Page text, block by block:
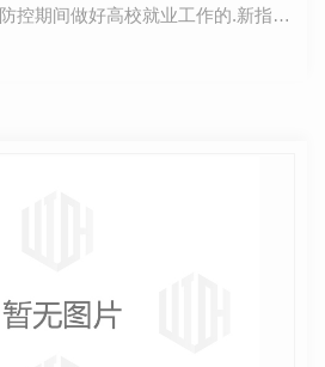
控期间做好高校就业工作的.新指
期间高校就业指导与服务工作…